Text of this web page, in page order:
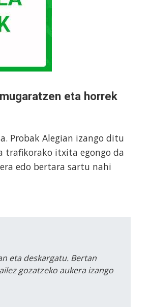
eta horrek
Probak Alegian izango ditu
trafikorako itxita egongo da
edo bertara sartu nahi
eta deskargatu. Bertan
gozatzeko aukera izango